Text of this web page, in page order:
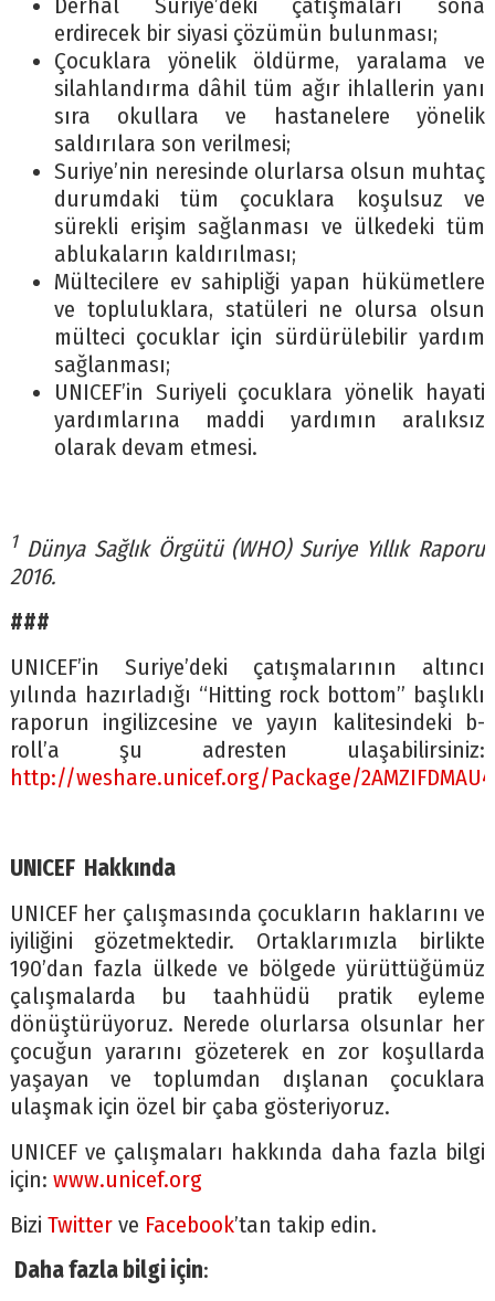
Derhal Suriye’deki çatışmaları sona
erdirecek bir siyasi çözümün bulunması;
Çocuklara yönelik öldürme, yaralama ve
silahlandırma dâhil tüm ağır ihlallerin yanı
sıra okullara ve hastanelere yönelik
saldırılara son verilmesi;
Suriye’nin neresinde olurlarsa olsun muhtaç
durumdaki tüm çocuklara koşulsuz ve
sürekli erişim sağlanması ve ülkedeki tüm
ablukaların kaldırılması;
Mültecilere ev sahipliği yapan hükümetlere
ve topluluklara, statüleri ne olursa olsun
mülteci çocuklar için sürdürülebilir yardım
sağlanması;
UNICEF’in Suriyeli çocuklara yönelik hayati
yardımlarına maddi yardımın aralıksız
olarak devam etmesi.
1Dünya Sağlık Örgütü (WHO) Suriye Yıllık Raporu
2016.
###
UNICEF’in Suriye’deki çatışmalarının altıncı
yılında hazırladığı “Hitting rock bottom” başlıklı
raporun ingilizcesine ve yayın kalitesindeki b-
roll’a şu adresten ulaşabilirsiniz:
http://weshare.unicef.org/Package/2AMZIFDMAU4
UNICEF Hakkında
UNICEF her çalışmasında çocukların haklarını ve
iyiliğini gözetmektedir. Ortaklarımızla birlikte
190’dan fazla ülkede ve bölgede yürüttüğümüz
çalışmalarda bu taahhüdü pratik eyleme
dönüştürüyoruz. Nerede olurlarsa olsunlar her
çocuğun yararını gözeterek en zor koşullarda
yaşayan ve toplumdan dışlanan çocuklara
ulaşmak için özel bir çaba gösteriyoruz.
UNICEF ve çalışmaları hakkında daha fazla bilgi
için: www.unicef.org
Bizi Twitterve Facebook’tan takip edin.
Daha fazla bilgi için: